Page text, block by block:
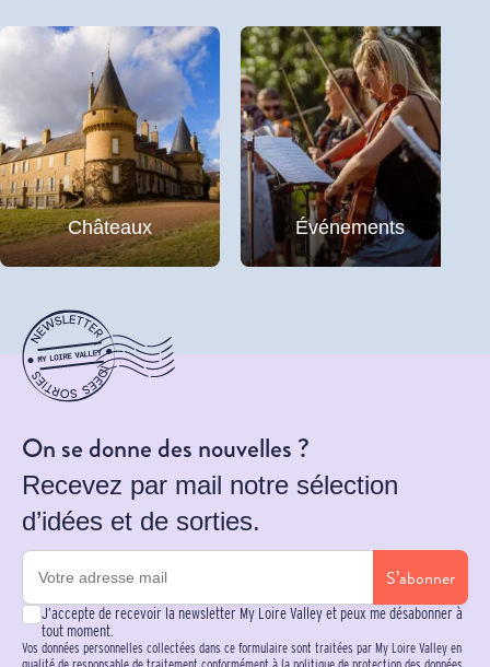
Châteaux Événements
On se donne des nouvelles ?
Recevez par mail notre sélection
d’idées et de sorties.
S’abonner
J’accepte de recevoir la newsletter My Loire Valley et peux me désabonner à
tout moment.
Vos données personnelles collectées dans ce formulaire sont traitées par My Loire Valley en